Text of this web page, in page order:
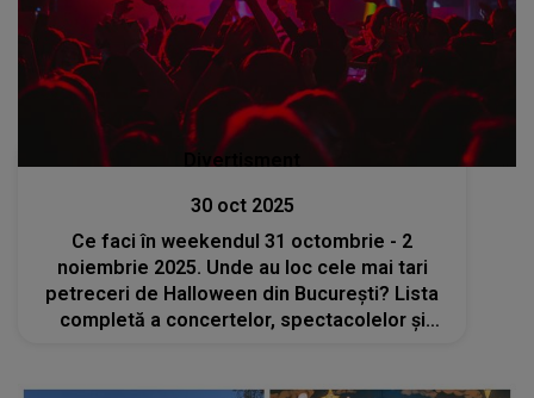
Divertisment
30 oct 2025
Ce faci în weekendul 31 octombrie - 2
noiembrie 2025. Unde au loc cele mai tari
petreceri de Halloween din București? Lista
completă a concertelor, spectacolelor și